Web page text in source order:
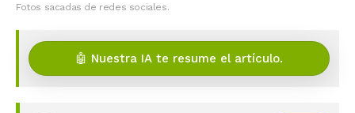
Fotos sacadas de redes sociales.
🤖 Nuestra IA te resume el artículo.